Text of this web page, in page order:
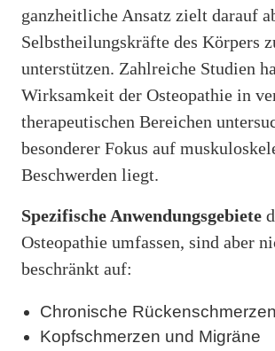
ganzheitliche Ansatz zielt darauf
Selbstheilungskräfte des Körpers
unterstützen. Zahlreiche Studien
Wirksamkeit der Osteopathie in
therapeutischen Bereichen
besonderer Fokus auf
Beschwerden liegt.
Spezifische Anwendungsgebiete
Osteopathie umfassen, sind aber
beschränkt auf:
Chronische Rückenschmerzen
Kopfschmerzen und Migräne